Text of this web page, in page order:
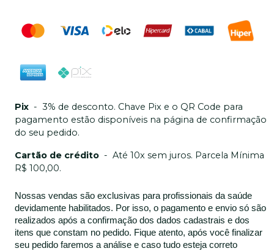
Pix - 3% de desconto. Chave Pix e o QR Code para
pagamento estão disponíveis na página de confirmação
do seu pedido.
Cartão de crédito - Até 10x sem juros. Parcela Mínima
R$ 100,00.
Nossas vendas são exclusivas para profissionais da saúde
devidamente habilitados. Por isso, o pagamento e envio só são
realizados após a confirmação dos dados cadastrais e dos
itens que constam no pedido. Fique atento, após você finalizar
seu pedido faremos a análise e caso tudo esteja correto